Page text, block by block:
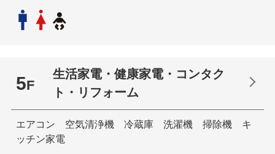
5F
生活家電・健康家電・コンタク
ト・リフォーム
エアコン 空気清浄機 冷蔵庫 洗濯機 掃除機 キ
ッチン家電